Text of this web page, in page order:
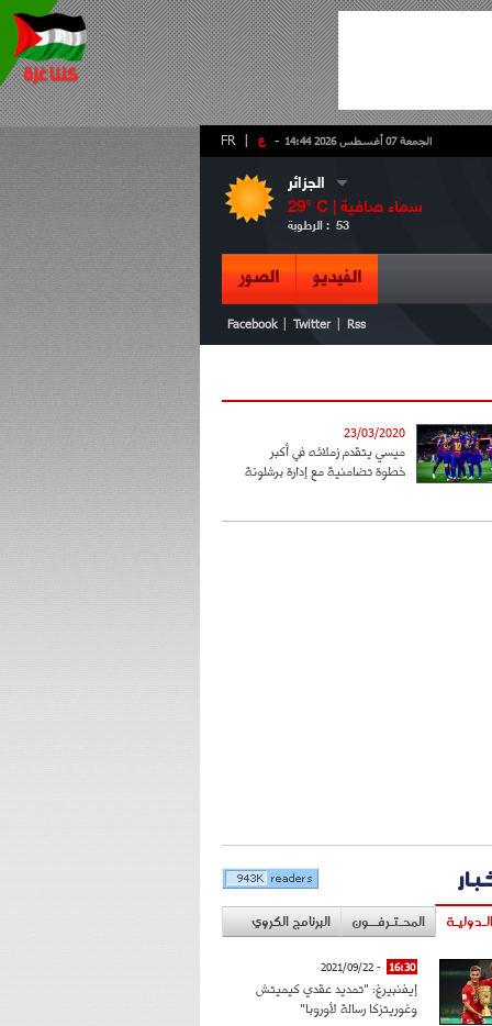
- ع FR الجمعة 07 أغسطس 2026 14:44
الجزائر
29° C | سماء صافية
الرطوبة : 53
الفيديو الصور
Facebook Twitter Rss
23/03/2020
ميسي يتقدم زملائه في أكبر
خطوة تضامنية مع إدارة برشلونة
المحـتـرفــون البرنامج الكروي
16:30
- 2021/09/22
إيفنبيرغ: "تمديد عقدي كيميتش
وغوريتزكا رسالة لأوروبا"